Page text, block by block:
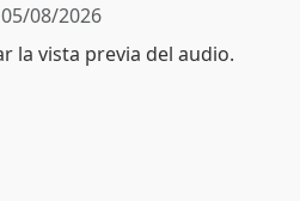
05/08/2026